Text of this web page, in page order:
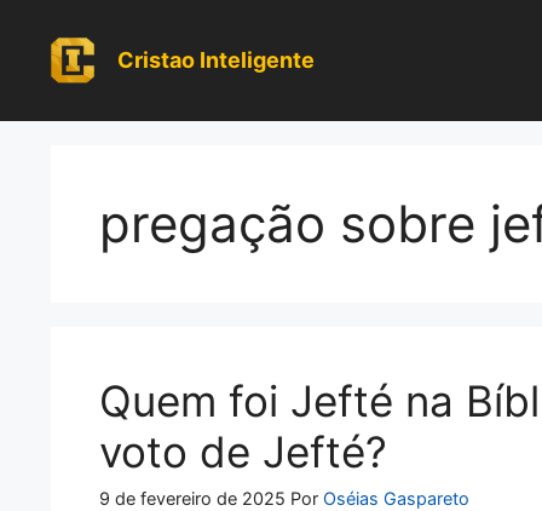
Cristao Inteligente
pregação sobre
Quem foi Jefté na
voto de Jefté?
9 de fevereiro de 2025 Por Oséias Gaspareto